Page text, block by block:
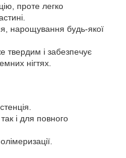
проте легко
нарощування будь-якої
твердим і забезпечує
нігтях.
і для повного